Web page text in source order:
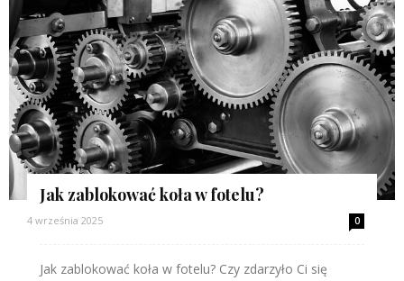
Jak zablokować koła w fotelu?
4 września 2025 0
Jak zablokować koła w fotelu? Czy zdarzyło Ci się